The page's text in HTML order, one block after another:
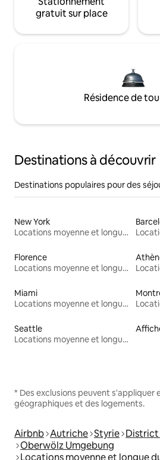
gratuit sur place
Résidence de
Destinations à découvrir
Destinations populaires pour des
New York
Locations moyenne et longue durée
Florence
Locations moyenne et longue durée
Miami
Locations moyenne et longue durée
Seattle
Locations moyenne et longue durée
* Des exclusions peuvent s'appliquer
géographiques et des logements.
Airbnb Autriche Styrie District
Oberwölz Umgebung